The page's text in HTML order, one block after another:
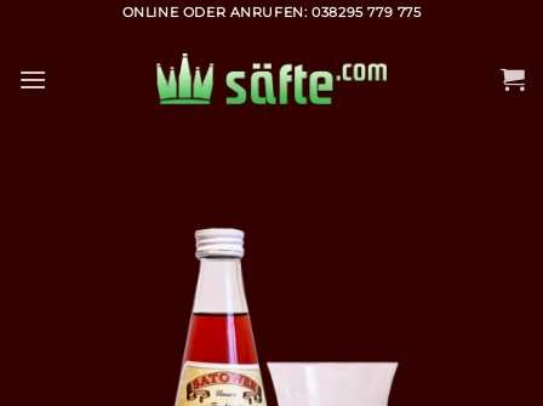
springen
ONLINE ODER ANRUFEN: 038295 779 775